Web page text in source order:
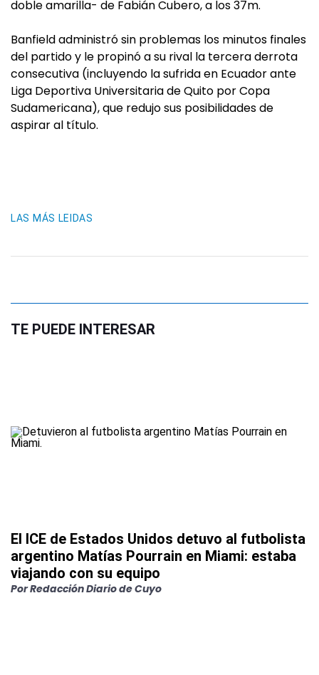
doble amarilla- de Fabián Cubero, a los 37m.
Banfield administró sin problemas los minutos finales
del partido y le propinó a su rival la tercera derrota
consecutiva (incluyendo la sufrida en Ecuador ante
Liga Deportiva Universitaria de Quito por Copa
Sudamericana), que redujo sus posibilidades de
aspirar al título.
LAS MÁS LEIDAS
TE PUEDE INTERESAR
El ICE de Estados Unidos detuvo al futbolista
argentino Matías Pourrain en Miami: estaba
viajando con su equipo
PorRedacción Diario de Cuyo